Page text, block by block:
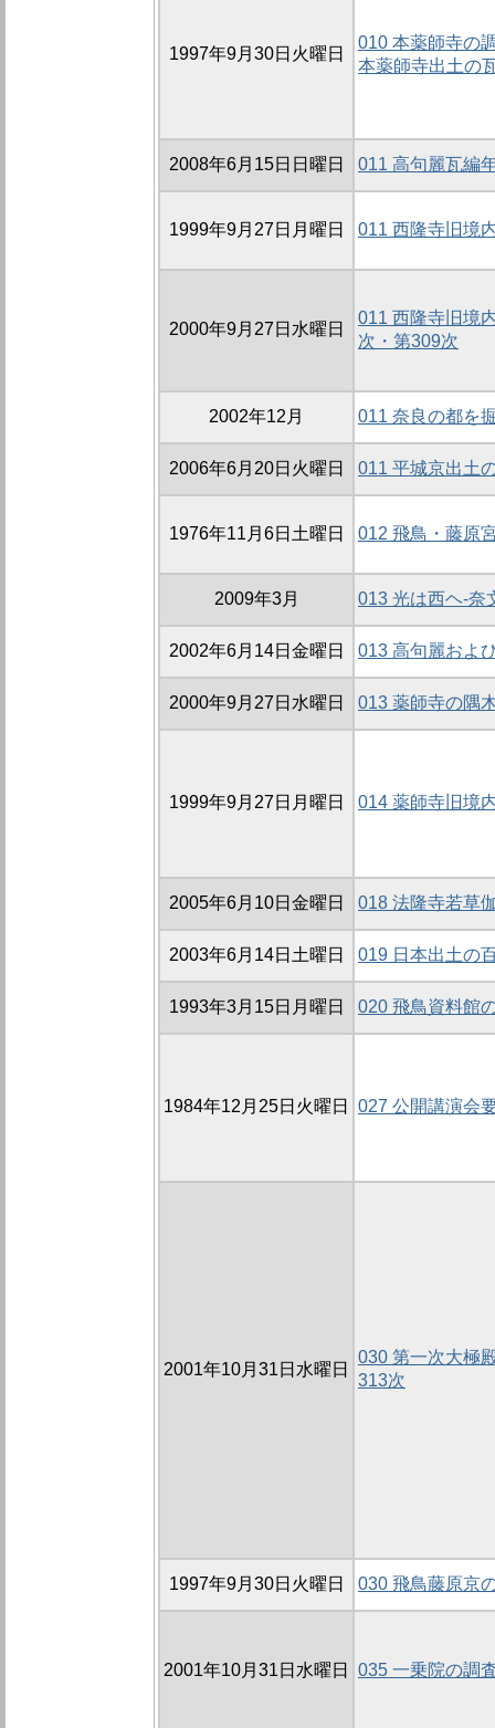
1997年9月30日火曜日
010 本薬師寺
本薬師寺出土の
2008年6月15日日曜日 011 高句麗瓦編
1999年9月27日月曜日 011 西隆寺旧境
2000年9月27日水曜日
011 西隆寺旧境
次・第309次
2002年12月 011 奈良の都を
2006年6月20日火曜日 011 平城京出土
1976年11月6日土曜日 012 飛鳥・藤原
2009年3月 013 光は西ヘ-奈
2002年6月14日金曜日 013 高句麗およ
2000年9月27日水曜日 013 薬師寺の隅
1999年9月27日月曜日 014 薬師寺旧境
2005年6月10日金曜日 018 法隆寺若草
2003年6月14日土曜日 019 日本出土の
1993年3月15日月曜日 020 飛鳥資料館
1984年12月25日火曜日 027 公開講演会
2001年10月31日水曜日
030 第一次大極
313次
1997年9月30日火曜日 030 飛鳥藤原京
2001年10月31日水曜日 035 一乗院の調